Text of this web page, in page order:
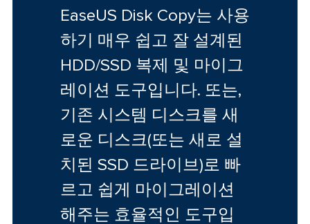
EaseUS Disk Copy는 사용
하기 매우 쉽고 잘 설계된
HDD/SSD 복제 및 마이그
레이션 도구입니다. 또는,
기존 시스템 디스크를 새
로운 디스크(또는 새로 설
치된 SSD 드라이브)로 빠
르고 쉽게 마이그레이션
해주는 효율적인 도구입